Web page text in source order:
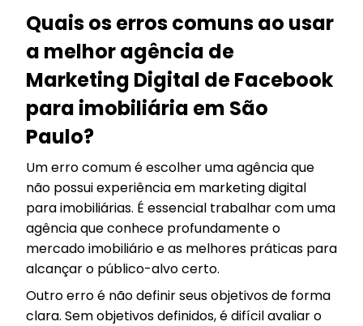
Quais os erros comuns ao usar
a melhor agência de
Marketing Digital de Facebook
para imobiliária em São
Paulo?
Um erro comum é escolher uma agência que
não possui experiência em marketing digital
para imobiliárias. É essencial trabalhar com uma
agência que conhece profundamente o
mercado imobiliário e as melhores práticas para
alcançar o público-alvo certo.
Outro erro é não definir seus objetivos de forma
clara. Sem objetivos definidos, é difícil avaliar o